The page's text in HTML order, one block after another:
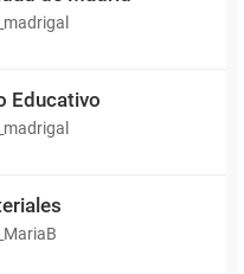
Educativo